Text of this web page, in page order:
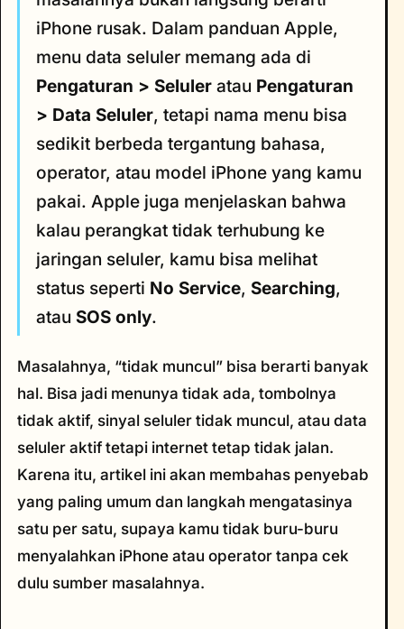
iPhone rusak. Dalam panduan Apple,
menu data seluler memang ada di
Pengaturan > Seluler atau Pengaturan
> Data Seluler, tetapi nama menu bisa
sedikit berbeda tergantung bahasa,
operator, atau model iPhone yang kamu
pakai. Apple juga menjelaskan bahwa
kalau perangkat tidak terhubung ke
jaringan seluler, kamu bisa melihat
status seperti No Service, Searching,
atau SOS only.
Masalahnya, “tidak muncul” bisa berarti banyak
hal. Bisa jadi menunya tidak ada, tombolnya
tidak aktif, sinyal seluler tidak muncul, atau data
seluler aktif tetapi internet tetap tidak jalan.
Karena itu, artikel ini akan membahas penyebab
yang paling umum dan langkah mengatasinya
satu per satu, supaya kamu tidak buru-buru
menyalahkan iPhone atau operator tanpa cek
dulu sumber masalahnya.